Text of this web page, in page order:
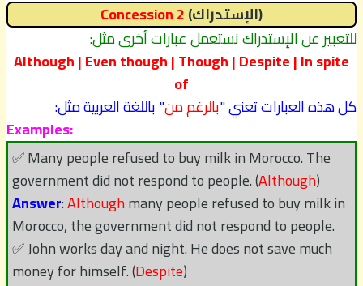
Concession 2
(الإستدراك)
للتعبير عن الإستدراك نستعمل عبارات أخرى مثل:
Although | Even though | Though | Despite | In spite
of
كل هذه العبارات تعني "بالرغم من" باللغة العربية مثل:
Examples:
✅ Many people refused to buy milk in Morocco. The
government did not respond to people. (Although)
Answer:Althoughmany people refused to buy milk in
Morocco, the government did not respond to people.
✅ John works day and night. He does not save much
money for himself. (Despite)